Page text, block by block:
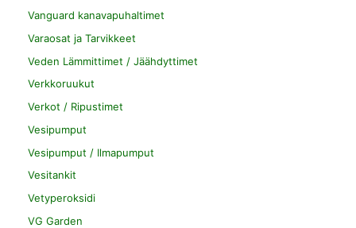
Vanguard kanavapuhaltimet
Varaosat ja Tarvikkeet
Veden Lämmittimet / Jäähdyttimet
Verkkoruukut
Verkot / Ripustimet
Vesipumput
Vesipumput / Ilmapumput
Vesitankit
Vetyperoksidi
VG Garden